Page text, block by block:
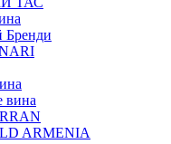
Бренди
вина
ARMENIA